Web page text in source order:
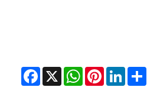
Facebook X
WhatsAppPinterestLinkedInShare